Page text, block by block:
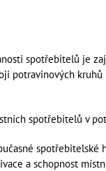
spotřebitelů je
potravinových
spotřebitelů v
a schopnost